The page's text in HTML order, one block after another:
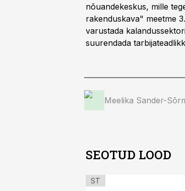
nõuandekeskus, mille
rakenduskava" meetme
varustada
suurendada
Meelika Sander-
SEOTUD LOOD
ST